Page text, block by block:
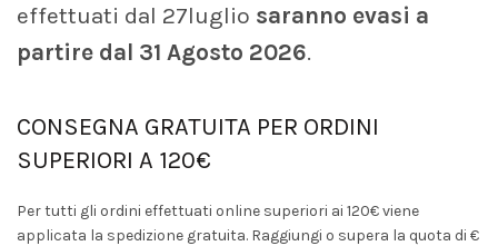
effettuati dal 27luglio saranno evasi a
partire dal 31 Agosto 2026.
CONSEGNA GRATUITA PER ORDINI
SUPERIORI A 120€
Per tutti gli ordini effettuati online superiori ai 120€ viene
applicata la spedizione gratuita. Raggiungi o supera la quota di €